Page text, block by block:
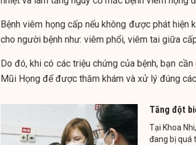
Bệnh viêm họng cấp nếu không được phát hiện
cho người bệnh như: viêm phổi, viêm tai giữa
Do đó, khi có các triệu chứng của bệnh, bạn
Mũi Họng để được thăm khám và xử lý đúng
Tăng đột
Tại Khoa
đang bị quá